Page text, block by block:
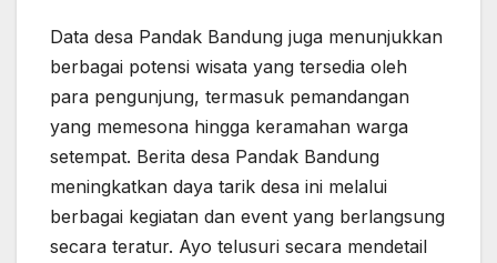
Data desa Pandak Bandung juga menunjukkan
berbagai potensi wisata yang tersedia oleh
para pengunjung, termasuk pemandangan
yang memesona hingga keramahan warga
setempat. Berita desa Pandak Bandung
meningkatkan daya tarik desa ini melalui
berbagai kegiatan dan event yang berlangsung
secara teratur. Ayo telusuri secara mendetail